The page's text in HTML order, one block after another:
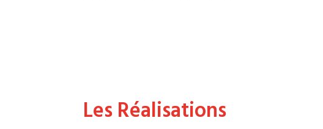
Les Réalisations